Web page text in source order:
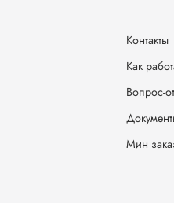
Контакты
Как
Вопрос-
Мин